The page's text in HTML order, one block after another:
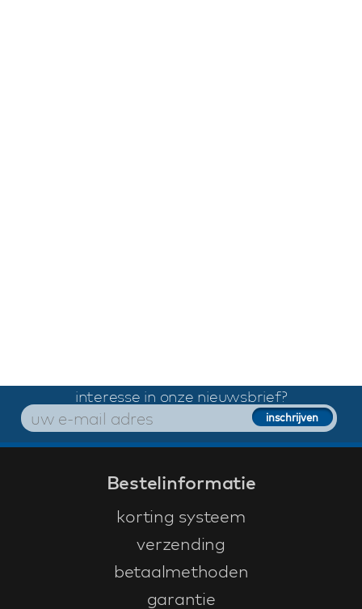
interesse in onze nieuwsbrief?
Bestelinformatie
korting systeem
verzending
betaalmethoden
garantie